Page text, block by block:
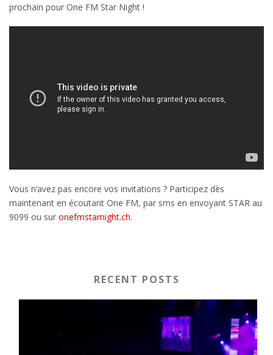
prochain pour One FM Star Night !
Vous n’avez pas encore vos invitations ? Participez dès
maintenant en écoutant One FM, par sms en envoyant STAR au
9099 ou sur onefmstarnight.ch.
RECENT POSTS